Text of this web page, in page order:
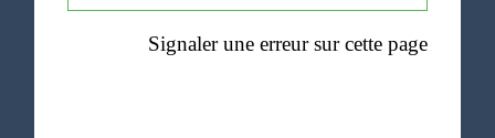
Signaler une erreur sur cette page